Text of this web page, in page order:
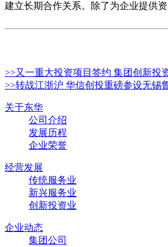
建立长期合作关系。除了为企业提供
>>又一重大投资项目签约 集团创新
>>转战江浙沪 华信创投重磅参设无锡
关于东华
公司介绍
发展历程
企业荣誉
经营发展
传统服务业
新兴服务业
创新投资业
企业动态
集团公司